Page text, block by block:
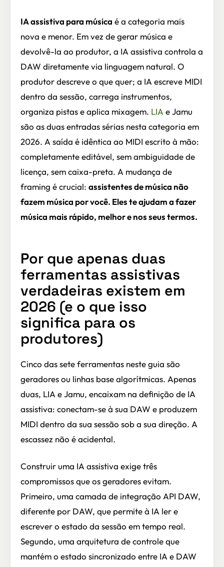
IA assistiva para música é a categoria mais
nova e menor. Em vez de gerar música e
devolvê-la ao produtor, a IA assistiva controla a
DAW diretamente via linguagem natural. O
produtor descreve o que quer; a IA escreve MIDI
dentro da sessão, carrega instrumentos,
organiza pistas e aplica mixagem. LIA e Jamu
são as duas entradas sérias nesta categoria em
2026. A saída é idêntica ao MIDI escrito à mão:
completamente editável, sem ambiguidade de
licença, sem caixa-preta. A mudança de
framing é crucial: assistentes de música não
fazem música por você. Eles te ajudam a fazer
música mais rápido, melhor e nos seus termos.
Por que apenas duas
ferramentas assistivas
verdadeiras existem em
2026 (e o que isso
significa para os
produtores)
Cinco das sete ferramentas neste guia são
geradores ou linhas base algorítmicas. Apenas
duas, LIA e Jamu, encaixam na definição de IA
assistiva: conectam-se à sua DAW e produzem
MIDI dentro da sua sessão sob a sua direção. A
escassez não é acidental.
Construir uma IA assistiva exige três
compromissos que os geradores evitam.
Primeiro, uma camada de integração API DAW,
diferente por DAW, que permite à IA ler e
escrever o estado da sessão em tempo real.
Segundo, uma arquitetura de controle que
mantém o estado sincronizado entre IA e DAW